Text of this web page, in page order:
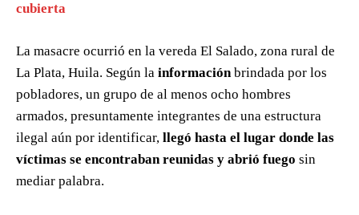
cubierta
La masacre ocurrió en la vereda El Salado, zona rural de
La Plata, Huila. Según la informaciónbrindada por los
pobladores, un grupo de al menos ocho hombres
armados, presuntamente integrantes de una estructura
ilegal aún por identificar, llegó hasta el lugar donde las
víctimas se encontraban reunidas y abrió fuego sin
mediar palabra.